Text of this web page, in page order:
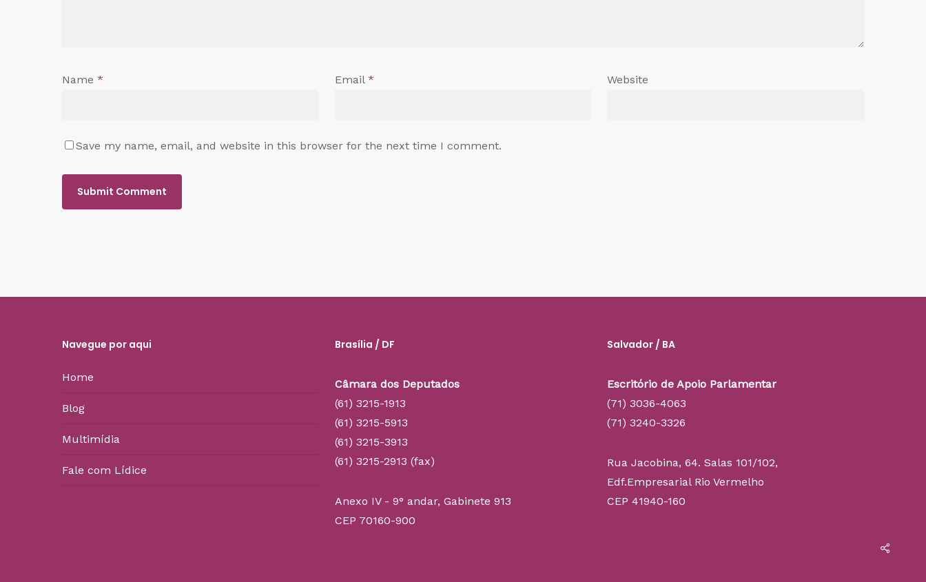
Name * Email * Website
Save my name, email, and website in this browser for the next time I comment.
Navegue por aqui
Home
Blog
Multimídia
Fale com Lídice
Brasília / DF
Câmara dos Deputados
(61) 3215-1913
(61) 3215-5913
(61) 3215-3913
(61) 3215-2913 (fax)
Anexo IV - 9° andar, Gabinete 913
CEP 70160-900
Salvador / BA
Escritório de Apoio Parlamentar
(71) 3036-4063
(71) 3240-3326
Rua Jacobina, 64. Salas 101/102,
Edf.Empresarial Rio Vermelho
CEP 41940-160